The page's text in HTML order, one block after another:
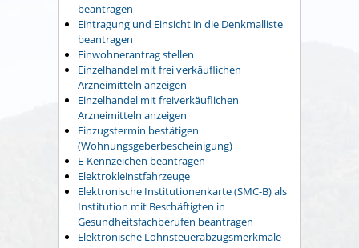
beantragen
Eintragung und Einsicht in die Denkmalliste
beantragen
Einwohnerantrag stellen
Einzelhandel mit frei verkäuflichen
Arzneimitteln anzeigen
Einzelhandel mit freiverkäuflichen
Arzneimitteln anzeigen
Einzugstermin bestätigen
(Wohnungsgeberbescheinigung)
E-Kennzeichen beantragen
Elektrokleinstfahrzeuge
Elektronische Institutionenkarte (SMC-B) als
Institution mit Beschäftigten in
Gesundheitsfachberufen beantragen
Elektronische Lohnsteuerabzugsmerkmale